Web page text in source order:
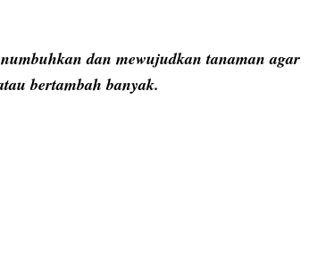
dan mewujudkan tanaman agar
bertambah banyak.